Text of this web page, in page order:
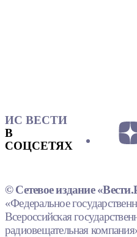
ИС ВЕСТИ
В
СОЦСЕТЯХ
© Сетевое издание
«Федеральное
Всероссийская
радиовещательная